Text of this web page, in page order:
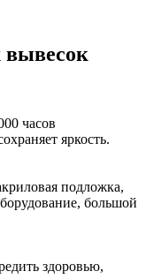
часов
яркость.
подложка,
большой
здоровью,